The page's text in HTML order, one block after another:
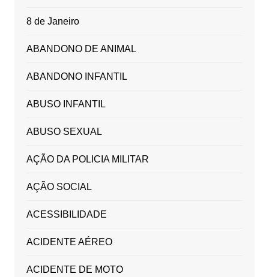
8 de Janeiro
ABANDONO DE ANIMAL
ABANDONO INFANTIL
ABUSO INFANTIL
ABUSO SEXUAL
AÇÃO DA POLICIA MILITAR
AÇÃO SOCIAL
ACESSIBILIDADE
ACIDENTE AÉREO
ACIDENTE DE MOTO